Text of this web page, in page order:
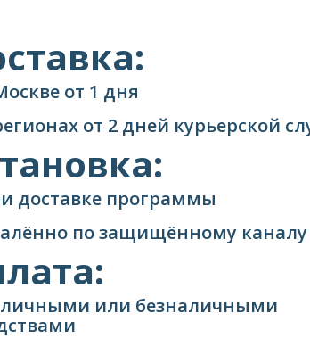
от 1 дня
от 2 дней курьерской
доставке программы
по защищённому каналу
или безналичными